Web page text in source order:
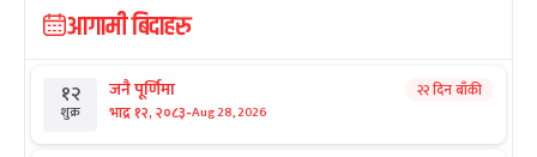
आगामी बिदाहरु
१२
शुक्र
जनै पूर्णिमा
भाद्र १२, २०८३-Aug 28, 2026
२२ दिन बाँकी